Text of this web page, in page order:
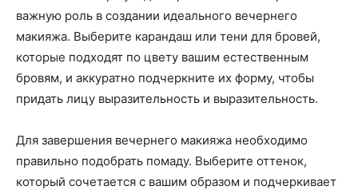
важную роль в создании идеального вечернего
макияжа. Выберите карандаш или тени для бровей,
которые подходят по цвету вашим естественным
бровям, и аккуратно подчеркните их форму, чтобы
придать лицу выразительность и выразительность.
Для завершения вечернего макияжа необходимо
правильно подобрать помаду. Выберите оттенок,
который сочетается с вашим образом и подчеркивает